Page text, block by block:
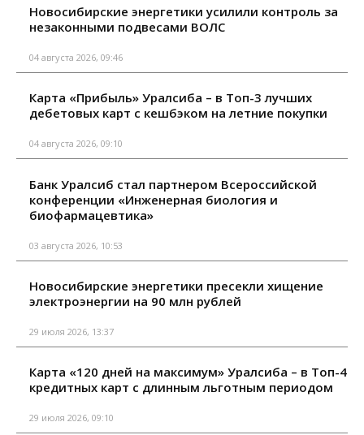
Новосибирские энергетики усилили контроль за
незаконными подвесами ВОЛС
04 августа 2026, 09:46
Карта «Прибыль» Уралсиба – в Топ-3 лучших
дебетовых карт с кешбэком на летние покупки
04 августа 2026, 09:10
Банк Уралсиб стал партнером Всероссийской
конференции «Инженерная биология и
биофармацевтика»
03 августа 2026, 10:53
Новосибирские энергетики пресекли хищение
электроэнергии на 90 млн рублей
29 июля 2026, 13:37
Карта «120 дней на максимум» Уралсиба – в Топ-4
кредитных карт с длинным льготным периодом
29 июля 2026, 09:10